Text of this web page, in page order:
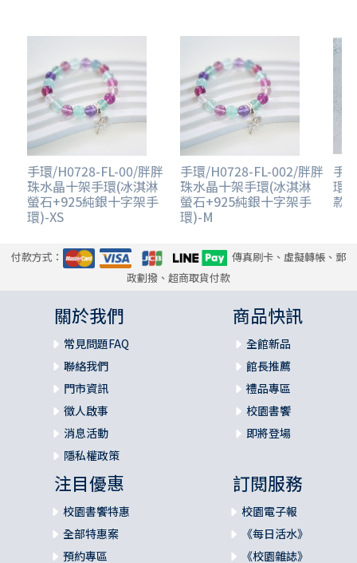
手環/H0728-FL-00/胖胖
珠水晶十架手環(冰淇淋
螢石+925純銀十字架手
環)-XS
手環/H0728-FL-002/胖胖
珠水晶十架手環(冰淇淋
螢石+925純銀十字架手
環)-M
手
環-
款)
付款方式：
傳真刷卡、虛擬轉帳、郵
政劃撥、超商取貨付款
關於我們
常見問題FAQ
聯絡我們
門市資訊
徵人啟事
消息活動
隱私權政策
商品快訊
全館新品
館長推薦
禮品專區
校園書饗
即將登場
注目優惠
校園書饗特惠
全部特惠案
預約專區
訂閱服務
校園電子報
《每日活水》
《校園雜誌》